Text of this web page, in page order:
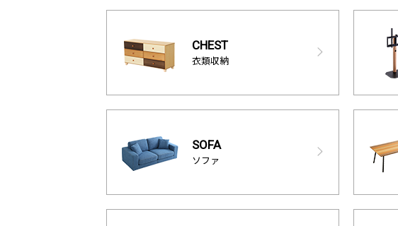
CHEST
衣類収納
SOFA
ソファ